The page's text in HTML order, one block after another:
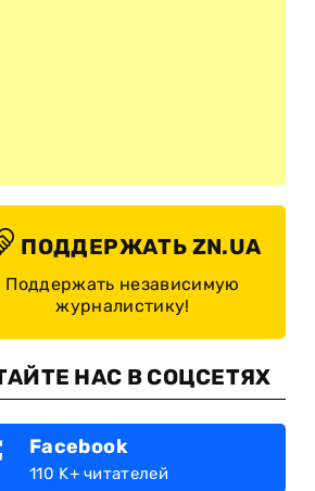
ПОДДЕРЖАТЬ ZN.UA
Поддержать независимую
журналистику!
НАС В СОЦСЕТЯХ
Facebook
110 K+ читателей